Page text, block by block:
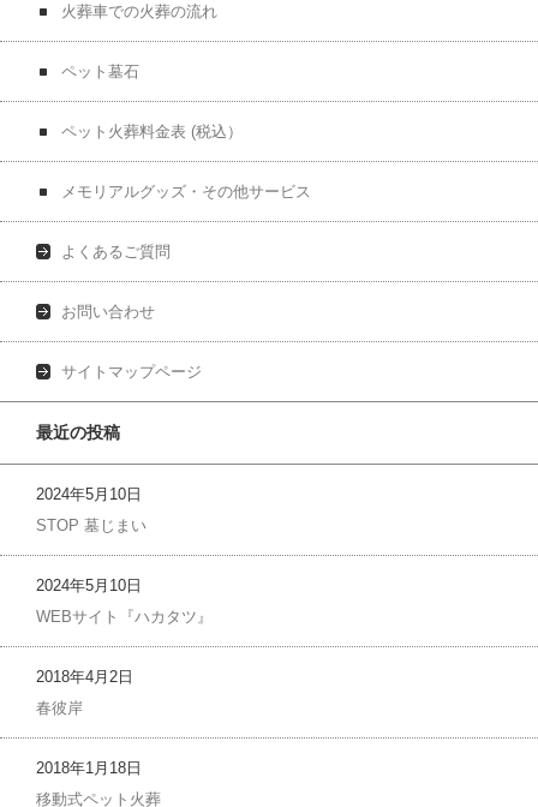
火葬車での火葬の流れ
ペット墓石
ペット火葬料金表 (税込）
メモリアルグッズ・その他サービス
よくあるご質問
お問い合わせ
サイトマップページ
最近の投稿
2024年5月10日
STOP 墓じまい
2024年5月10日
WEBサイト『ハカタツ』
2018年4月2日
春彼岸
2018年1月18日
移動式ペット火葬